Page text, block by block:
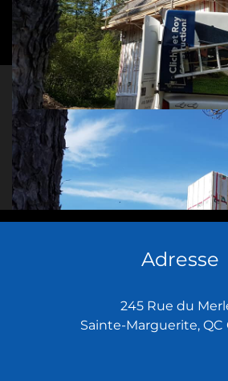
Adresse
245 Rue du
Sainte-Marguerite, QC